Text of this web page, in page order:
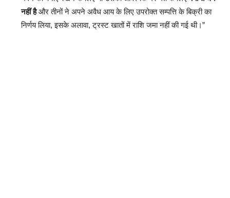
नहीं हैऔर तीनों ने अपने अवैध आय के लिए उपरोक्त सम्पत्ति के बिक्री का
निर्णय लिया, इसके अलावा, ट्रस्ट खातों में राशि जमा नहीं की गई थी।”